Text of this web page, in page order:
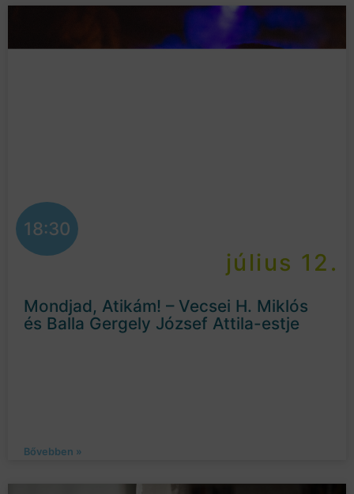
18:30
július 12.
Mondjad, Atikám! – Vecsei H. Miklós
és Balla Gergely József Attila-estje
Bővebben »